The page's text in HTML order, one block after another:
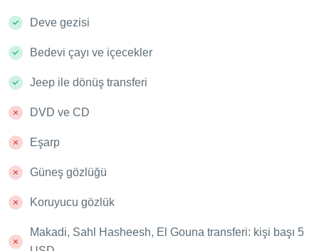
Deve gezisi
Bedevi çayı ve içecekler
Jeep ile dönüş transferi
DVD ve CD
Eşarp
Güneş gözlüğü
Koruyucu gözlük
Makadi, Sahl Hasheesh, El Gouna transferi: kişi başı 5